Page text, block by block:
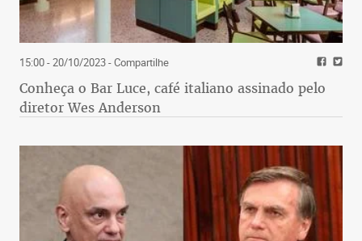
15:00 - 20/10/2023- Compartilhe
Conheça o Bar Luce, café italiano assinado pelo
diretor Wes Anderson